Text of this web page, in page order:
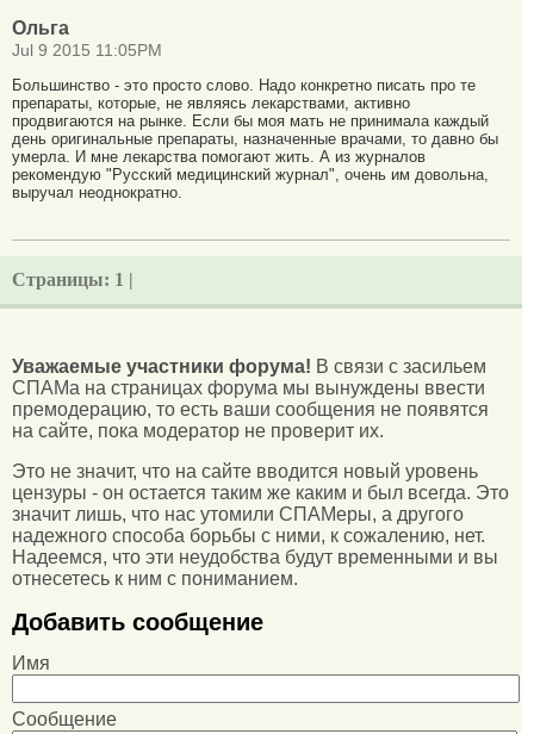
Ольга
Jul 9 2015 11:05PM
Большинство - это просто слово. Надо конкретно писать про те
препараты, которые, не являясь лекарствами, активно
продвигаются на рынке. Если бы моя мать не принимала каждый
день оригинальные препараты, назначенные врачами, то давно бы
умерла. И мне лекарства помогают жить. А из журналов
рекомендую "Русский медицинский журнал", очень им довольна,
выручал неоднократно.
Страницы: 1 |
Уважаемые участники форума! В связи с засильем
СПАМа на страницах форума мы вынуждены ввести
премодерацию, то есть ваши сообщения не появятся
на сайте, пока модератор не проверит их.
Это не значит, что на сайте вводится новый уровень
цензуры - он остается таким же каким и был всегда. Это
значит лишь, что нас утомили СПАМеры, а другого
надежного способа борьбы с ними, к сожалению, нет.
Надеемся, что эти неудобства будут временными и вы
отнесетесь к ним с пониманием.
Добавить сообщение
Имя
Сообщение